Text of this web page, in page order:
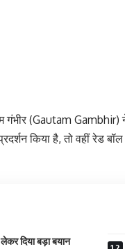
(Gautam Gambhir)
किया है, तो वहीं रेड
दिया बड़ा बयान